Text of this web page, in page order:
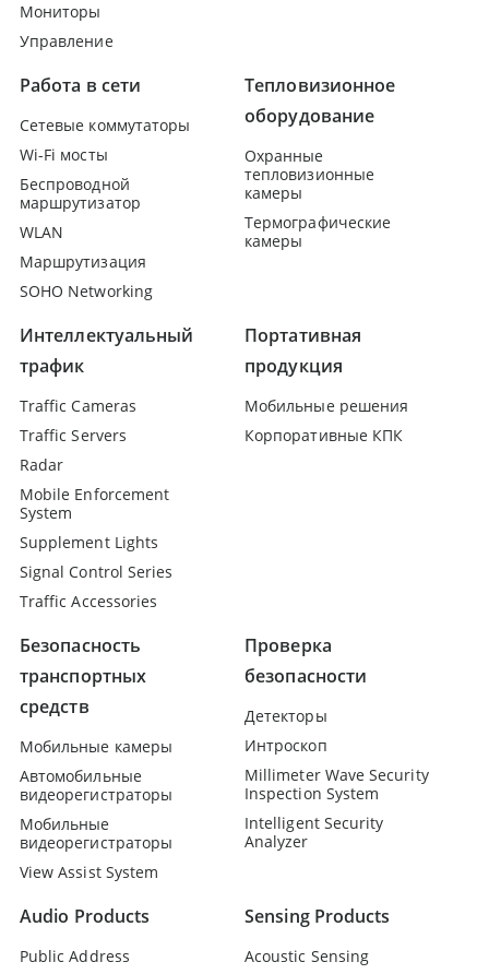
Мониторы
Управление
Работа в сети
Сетевые коммутаторы
Wi-Fi мосты
Беспроводной
маршрутизатор
WLAN
Маршрутизация
SOHO Networking
Тепловизионное
оборудование
Охранные
тепловизионные
камеры
Термографические
камеры
Интеллектуальный
трафик
Traffic Cameras
Traffic Servers
Radar
Mobile Enforcement
System
Supplement Lights
Signal Control Series
Traffic Accessories
Портативная
продукция
Мобильные решения
Корпоративные КПК
Безопасность
транспортных
средств
Мобильные камеры
Автомобильные
видеорегистраторы
Мобильные
видеорегистраторы
View Assist System
Проверка
безопасности
Детекторы
Интроскоп
Millimeter Wave Security
Inspection System
Intelligent Security
Analyzer
Audio Products
Public Address
Sensing Products
Acoustic Sensing